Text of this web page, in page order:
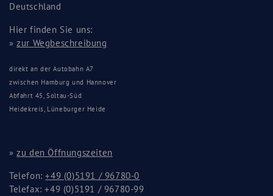
Deutschland
Hier finden Sie uns:
»zur Wegbeschreibung
direkt an der Autobahn A7
zwischen Hamburg und Hannover
Abfahrt 45, Soltau-Süd
Heidekreis, Lüneburger Heide
»zu den Öffnungszeiten
Telefon:+49 (0)5191 / 96780-0
Telefax: +49 (0)5191 / 96780-99